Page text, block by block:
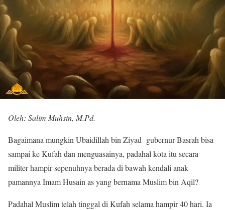
Oleh: Salim Muhsin, M.Pd.
Bagaimana mungkin Ubaidillah bin Ziyad gubernur Basrah bisa
sampai ke Kufah dan menguasainya, padahal kota itu secara
militer hampir sepenuhnya berada di bawah kendali anak
pamannya Imam Husain as yang bernama Muslim bin Aqil?
Padahal Muslim telah tinggal di Kufah selama hampir 40 hari. Ia